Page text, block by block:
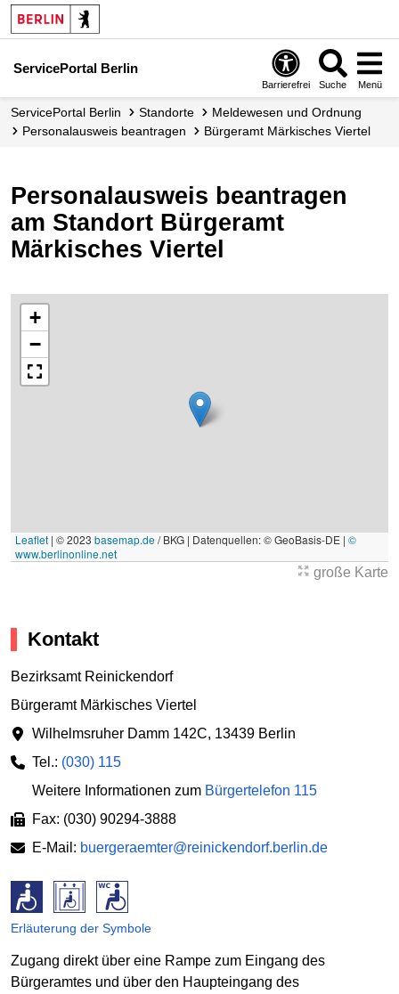
ServicePortal Berlin
Barrierefrei Suche Menü
ServicePortal Berlin Standorte
Meldewesen und Ordnung
Personalausweis beantragen
Bürgeramt Märkisches Viertel
Personalausweis beantragen
am Standort Bürgeramt
Märkisches Viertel
+
−
Leaflet | © 2023 basemap.de/ BKG | Datenquellen: © GeoBasis-DE | ©
www.berlinonline.net
große Karte
Kontakt
Bezirksamt Reinickendorf
Bürgeramt Märkisches Viertel
Wilhelmsruher Damm 142C, 13439 Berlin
Tel.: (030) 115
Weitere Informationen zum Bürgertelefon 115
Fax: (030) 90294-3888
E-Mail: buergeraemter@reinickendorf.berlin.de
Erläuterung der Symbole
Zugang direkt über eine Rampe zum Eingang des
Bürgeramtes und über den Haupteingang des